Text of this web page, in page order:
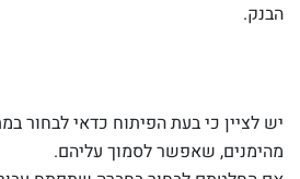
הבנק.
יש לציין כי בעת הפיתוח כדאי לבחור
מהימנים, שאפשר לסמוך עליהם.